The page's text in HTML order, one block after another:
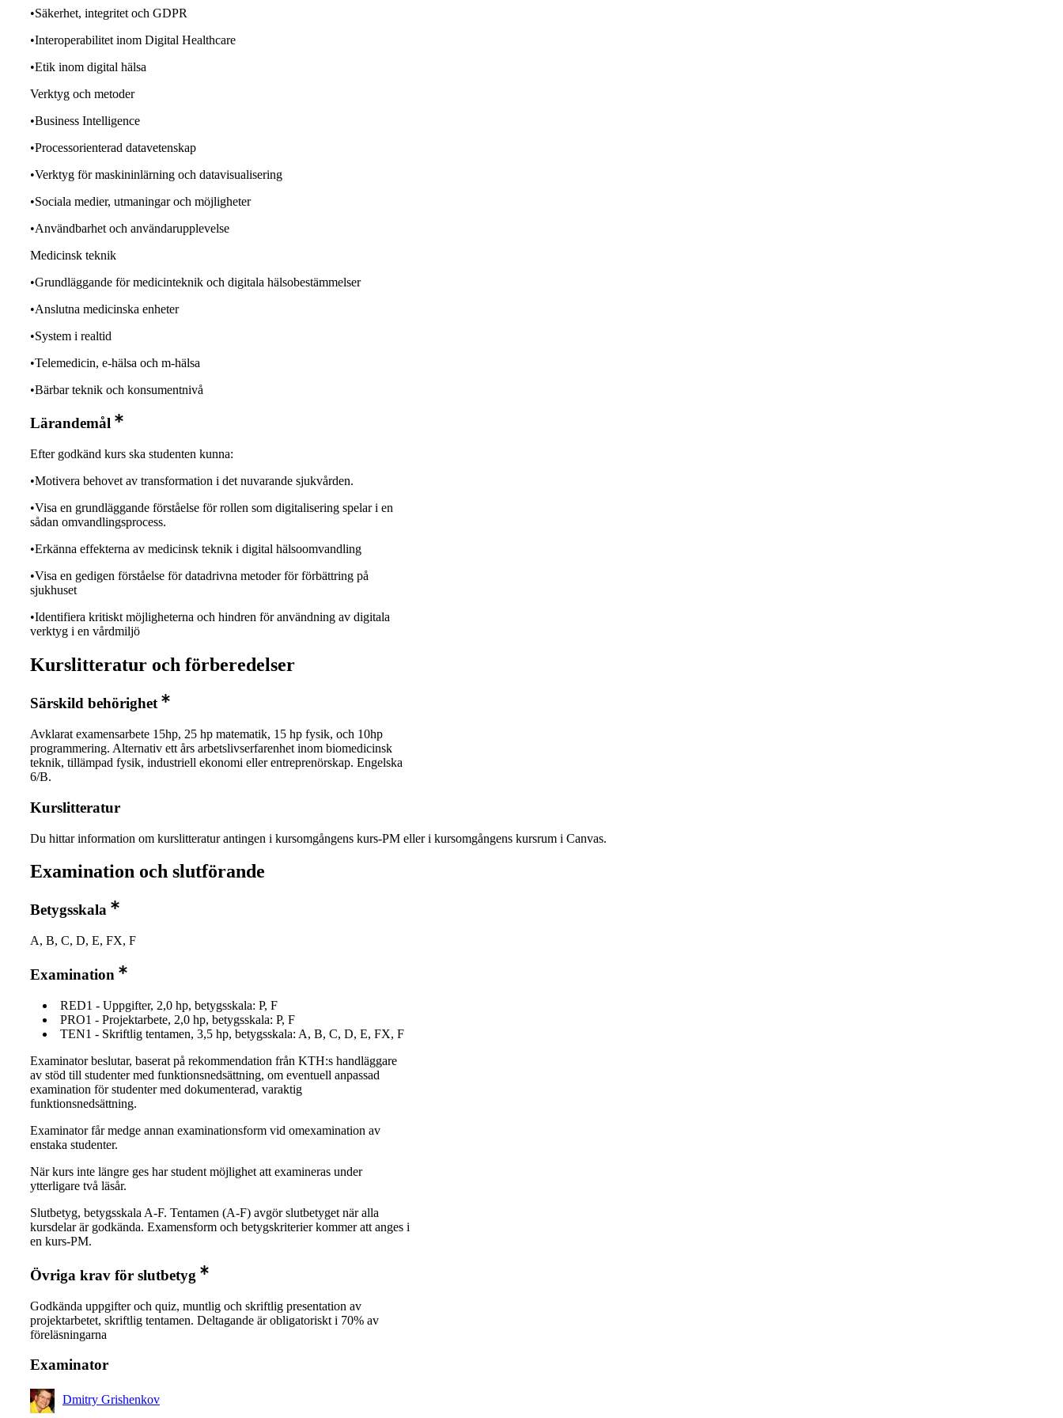
•Säkerhet, integritet och GDPR
•Interoperabilitet inom Digital Healthcare
•Etik inom digital hälsa
Verktyg och metoder
•Business Intelligence
•Processorienterad datavetenskap
•Verktyg för maskininlärning och datavisualisering
•Sociala medier, utmaningar och möjligheter
•Användbarhet och användarupplevelse
Medicinsk teknik
•Grundläggande för medicinteknik och digitala hälsobestämmelser
•Anslutna medicinska enheter
•System i realtid
•Telemedicin, e-hälsa och m-hälsa
•Bärbar teknik och konsumentnivå
Lärandemål
Efter godkänd kurs ska studenten kunna:
•Motivera behovet av transformation i det nuvarande sjukvården.
•Visa en grundläggande förståelse för rollen som digitalisering spelar i en
sådan omvandlingsprocess.
•Erkänna effekterna av medicinsk teknik i digital hälsoomvandling
•Visa en gedigen förståelse för datadrivna metoder för förbättring på
sjukhuset
•Identifiera kritiskt möjligheterna och hindren för användning av digitala
verktyg i en vårdmiljö
Kurslitteratur och förberedelser
Särskild behörighet
Avklarat examensarbete 15hp, 25 hp matematik, 15 hp fysik, och 10hp
programmering. Alternativ ett års arbetslivserfarenhet inom biomedicinsk
teknik, tillämpad fysik, industriell ekonomi eller entreprenörskap. Engelska
6/B.
Kurslitteratur
Du hittar information om kurslitteratur antingen i kursomgångens kurs-PM eller i kursomgångens kursrum i Canvas.
Examination och slutförande
Betygsskala
A, B, C, D, E, FX, F
Examination
RED1 - Uppgifter, 2,0 hp, betygsskala: P, F
PRO1 - Projektarbete, 2,0 hp, betygsskala: P, F
TEN1 - Skriftlig tentamen, 3,5 hp, betygsskala: A, B, C, D, E, FX, F
Examinator beslutar, baserat på rekommendation från KTH:s handläggare
av stöd till studenter med funktionsnedsättning, om eventuell anpassad
examination för studenter med dokumenterad, varaktig
funktionsnedsättning.
Examinator får medge annan examinationsform vid omexamination av
enstaka studenter.
När kurs inte längre ges har student möjlighet att examineras under
ytterligare två läsår.
Slutbetyg, betygsskala A-F. Tentamen (A-F) avgör slutbetyget när alla
kursdelar är godkända. Examensform och betygskriterier kommer att anges i
en kurs-PM.
Övriga krav för slutbetyg
Godkända uppgifter och quiz, muntlig och skriftlig presentation av
projektarbetet, skriftlig tentamen. Deltagande är obligatoriskt i 70% av
föreläsningarna
Examinator
Dmitry Grishenkov